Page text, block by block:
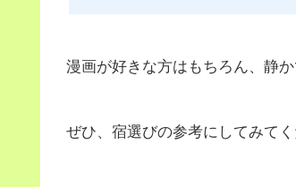
漫画が好きな方はもちろん、静
ぜひ、宿選びの参考にしてみてく